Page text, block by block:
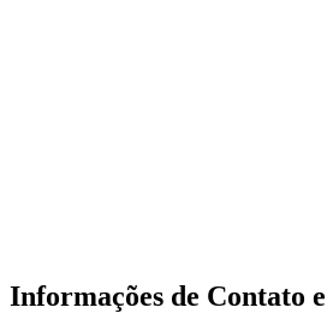
Informações de Contato